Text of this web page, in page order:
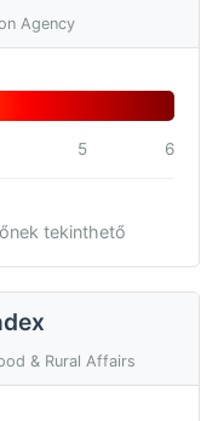
Agency
5 6
tekinthető
& Rural Affairs